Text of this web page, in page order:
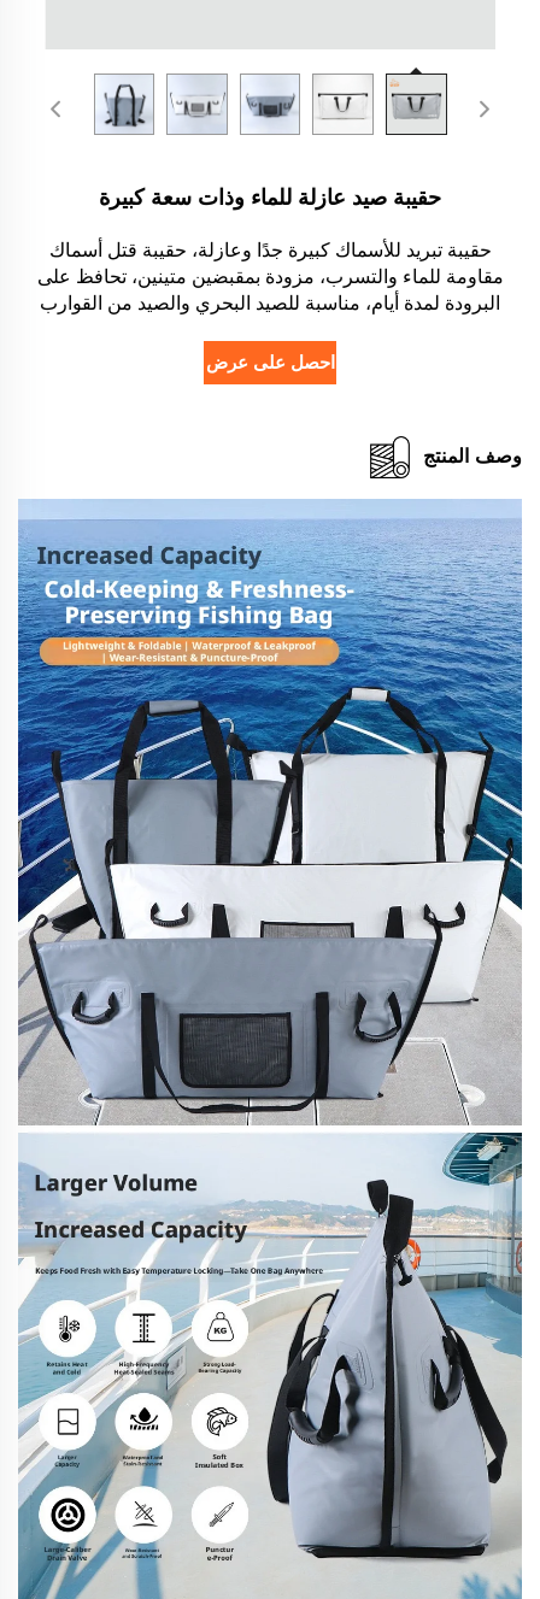
حقيبة صيد عازلة للماء وذات سعة كبيرة
حقيبة تبريد للأسماك كبيرة جدًا وعازلة، حقيبة قتل أسماك
مقاومة للماء والتسرب، مزودة بمقبضين متينين، تحافظ على
البرودة لمدة أيام، مناسبة للصيد البحري والصيد من القوارب
احصل على عرض أسعار
وصف المنتج